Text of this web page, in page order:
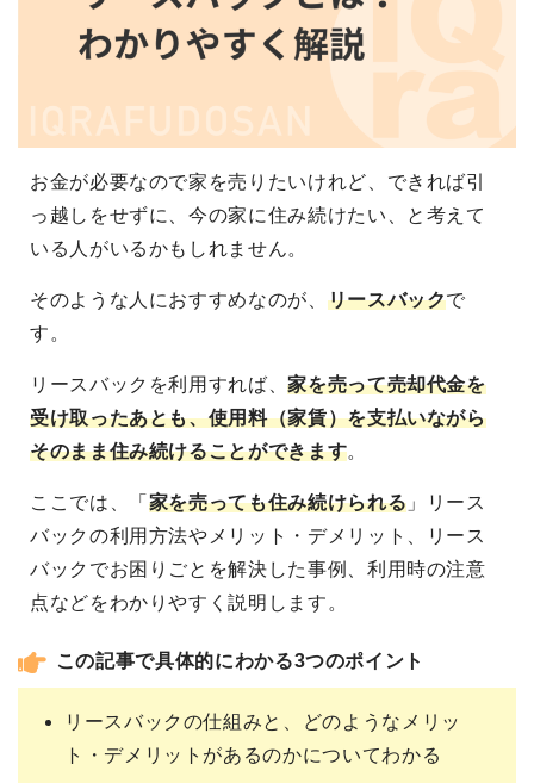
お金が必要なので家を売りたいけれど、できれば引
っ越しをせずに、今の家に住み続けたい、と考えて
いる人がいるかもしれません。
そのような人におすすめなのが、 リースバックで
す。
リースバックを利用すれば、家を売って売却代金を
受け取ったあとも、使用料（家賃）を支払いながら
そのまま住み続けることができます。
ここでは、「 家を売っても住み続けられる 」リース
バックの利用方法やメリット・デメリット、リース
バックでお困りごとを解決した事例、利用時の注意
点などをわかりやすく説明します。
この記事で具体的にわかる3つのポイント
リースバックの仕組みと、どのようなメリッ
ト・デメリットがあるのかについてわかる